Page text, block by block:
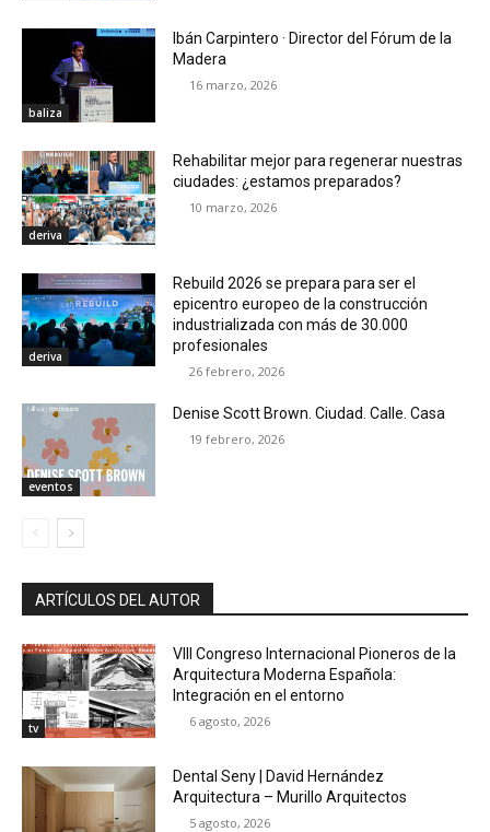
baliza
Ibán Carpintero · Director del Fórum de la
Madera
16 marzo, 2026
deriva
Rehabilitar mejor para regenerar nuestras
ciudades: ¿estamos preparados?
10 marzo, 2026
deriva
Rebuild 2026 se prepara para ser el
epicentro europeo de la construcción
industrializada con más de 30.000
profesionales
26 febrero, 2026
eventos
Denise Scott Brown. Ciudad. Calle. Casa
19 febrero, 2026
ARTÍCULOS DEL AUTOR
tv
VIII Congreso Internacional Pioneros de la
Arquitectura Moderna Española:
Integración en el entorno
6 agosto, 2026
Dental Seny | David Hernández
Arquitectura – Murillo Arquitectos
5 agosto, 2026